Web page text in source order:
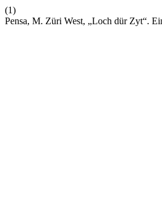
(1)
Pensa, M. Züri West, „Loch dür Zyt“.